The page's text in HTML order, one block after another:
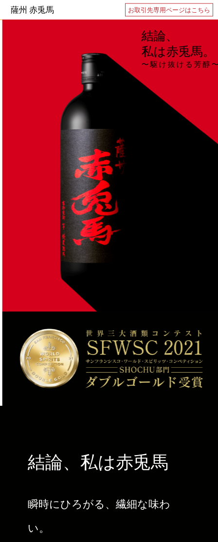
薩州 赤兎馬 お取引先専用ページはこちら
結論、
私は赤兎馬。
〜駆け抜ける芳醇〜
結論、私は赤兎馬
瞬時にひろがる、繊細な味わ
い。